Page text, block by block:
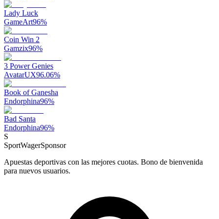
Lady Luck
GameArt96%
Coin Win 2
Gamzix96%
3 Power Genies
AvatarUX96.06%
Book of Ganesha
Endorphina96%
Bad Santa
Endorphina96%
S
SportWagerSponsor
Apuestas deportivas con las mejores cuotas. Bono de bienvenida
para nuevos usuarios.